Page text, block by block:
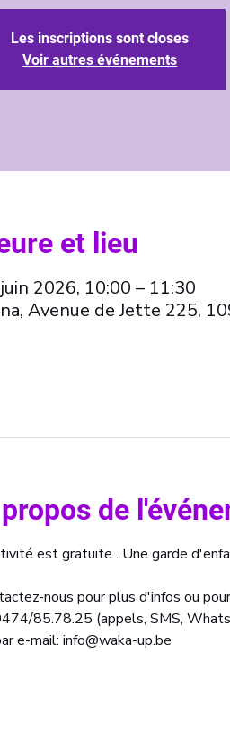
Les inscriptions sont closes
Voir autres événements
et lieu
2026, 10:00 – 11:30
Avenue de Jette 225,
de
est gratuite . Une garde
nous pour plus d'infos ou
85.78.25 (appels, SMS,
e-mail: info@waka-up.be